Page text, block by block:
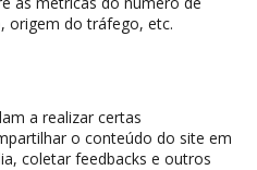
origem do tráfego, etc.
a realizar certas
o conteúdo do site em
coletar feedbacks e outros